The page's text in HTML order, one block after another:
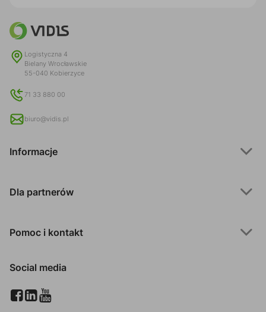
Logistyczna 4
Bielany Wrocławskie
55-040 Kobierzyce
71 33 880 00
biuro@vidis.pl
Informacje
Dla partnerów
Pomoc i kontakt
Social media